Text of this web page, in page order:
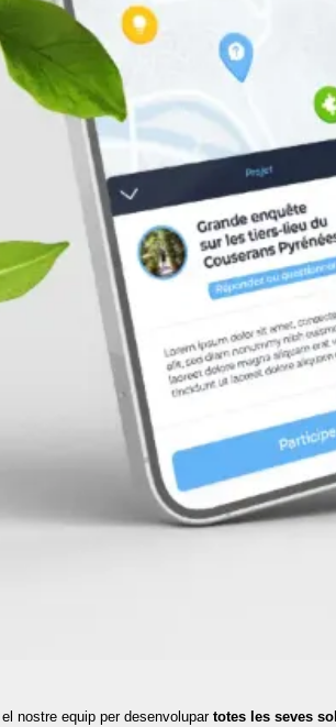
nostre equip per desenvolupar totes les seves